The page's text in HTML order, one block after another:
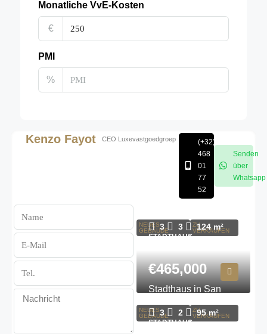
Monatliche VvE-Kosten
€
PMI
%
Kenzo Fayot CEO Luxevastgoedgroep
(+32)
468
01
77
52
Senden
über
Whatsapp
NEUES
GEBÄUDE
ZU
VERKAUFEN
3 3 124 m²
STADTHAUS,
€465,000
NEUES
GEBÄUDE
ZU
VERKAUFEN
Stadthaus in San
3 2 95 m²
STADTHAUS,